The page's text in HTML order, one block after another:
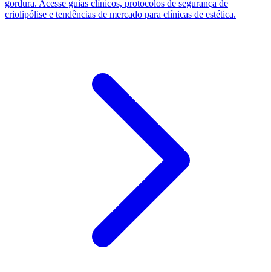
gordura. Acesse guias clínicos, protocolos de segurança de
criolipólise e tendências de mercado para clínicas de estética.